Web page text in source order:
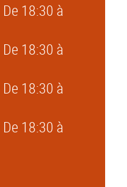
De 18:30 à
De 18:30 à
De 18:30 à
De 18:30 à